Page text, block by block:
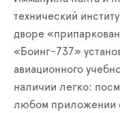
технический
дворе
«Боинг-737»
авиационного
наличии легко:
любом приложении